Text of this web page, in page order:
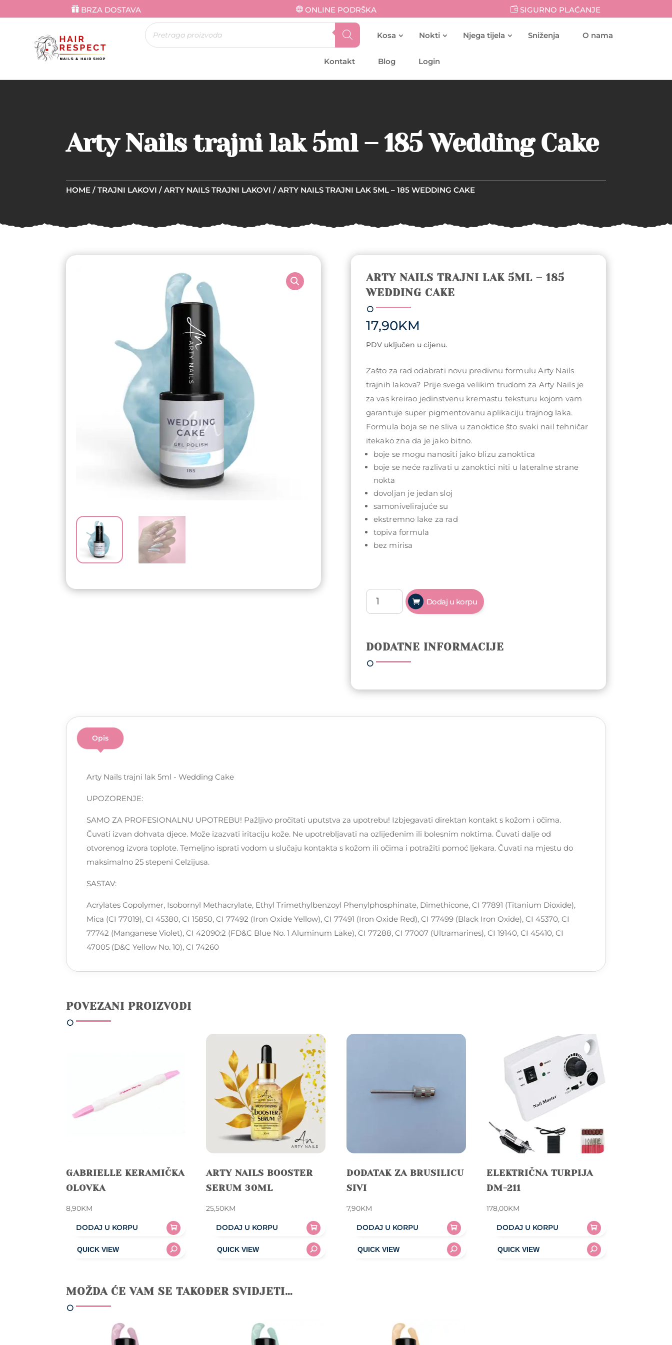
BRZA DOSTAVA ONLINE PODRŠKA SIGURNO PLAĆANJE
Products
search Kosa Nokti Njega tijela Sniženja O nama
Kontakt Blog Login
Arty Nails trajni lak 5ml – 185 Wedding Cake
HOME / TRAJNI LAKOVI / ARTY NAILS TRAJNI LAKOVI / ARTY NAILS TRAJNI LAK 5ML – 185 WEDDING CAKE
ARTY NAILS TRAJNI LAK 5ML – 185
WEDDING CAKE
17,90KM
PDV uključen u cijenu.
Zašto za rad odabrati novu predivnu formulu Arty Nails
trajnih lakova? Prije svega velikim trudom za Arty Nails je
za vas kreirao jedinstvenu kremastu teksturu kojom vam
garantuje super pigmentovanu aplikaciju trajnog laka.
Formula boja se ne sliva u zanoktice što svaki nail tehničar
itekako zna da je jako bitno.
boje se mogu nanositi jako blizu zanoktica
boje se neće razlivati u zanoktici niti u lateralne strane
nokta
dovoljan je jedan sloj
samonivelirajuće su
ekstremno lake za rad
topiva formula
bez mirisa
Arty
Nails
trajni
-
185
Dodaj u korpu
DODATNE INFORMACIJE
Opis
Arty Nails trajni lak 5ml - Wedding Cake
UPOZORENJE:
SAMO ZA PROFESIONALNU UPOTREBU! Pažljivo pročitati uputstva za upotrebu! Izbjegavati direktan kontakt s kožom i očima.
Čuvati izvan dohvata djece. Može izazvati iritaciju kože. Ne upotrebljavati na ozlijeđenim ili bolesnim noktima. Čuvati dalje od
otvorenog izvora toplote. Temeljno isprati vodom u slučaju kontakta s kožom ili očima i potražiti pomoć ljekara. Čuvati na mjestu do
maksimalno 25 stepeni Celzijusa.
SASTAV:
Acrylates Copolymer, Isobornyl Methacrylate, Ethyl Trimethylbenzoyl Phenylphosphinate, Dimethicone, CI 77891 (Titanium Dioxide),
Mica (CI 77019), CI 45380, CI 15850, CI 77492 (Iron Oxide Yellow), CI 77491 (Iron Oxide Red), CI 77499 (Black Iron Oxide), CI 45370, CI
77742 (Manganese Violet), CI 42090:2 (FD&C Blue No. 1 Aluminum Lake), CI 77288, CI 77007 (Ultramarines), CI 19140, CI 45410, CI
47005 (D&C Yellow No. 10), CI 74260
POVEZANI PROIZVODI
GABRIELLE KERAMIČKA
OLOVKA
8,90KM
DODAJ U KORPU
ARTY NAILS BOOSTER
SERUM 30ML
25,50KM
DODAJ U KORPU
DODATAK ZA BRUSILICU
SIVI
7,90KM
DODAJ U KORPU
ELEKTRIČNA TURPIJA
DM-211
178,00KM
DODAJ U KORPU
MOŽDA ĆE VAM SE TAKOĐER SVIDJETI…